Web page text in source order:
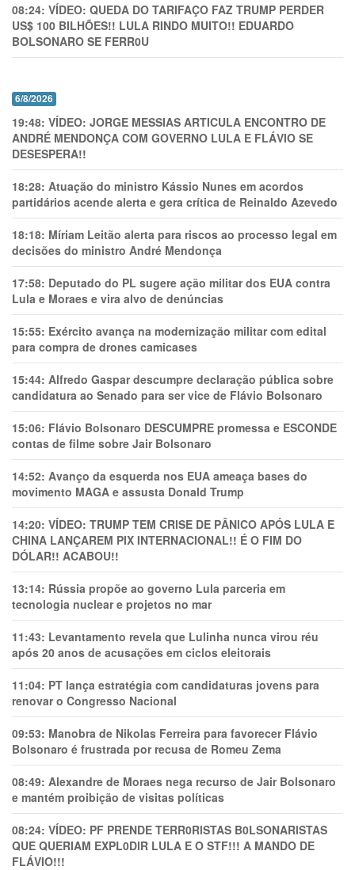
08:24: VÍDEO: QUEDA DO TARIFAÇO FAZ TRUMP PERDER
US$ 100 BILHÕES!! LULA RINDO MUITO!! EDUARDO
BOLSONARO SE FERR0U
6/8/2026
19:48: VÍDEO: JORGE MESSIAS ARTICULA ENCONTRO DE
ANDRÉ MENDONÇA COM GOVERNO LULA E FLÁVIO SE
DESESPERA!!
18:28: Atuação do ministro Kássio Nunes em acordos
partidários acende alerta e gera crítica de Reinaldo Azevedo
18:18: Míriam Leitão alerta para riscos ao processo legal em
decisões do ministro André Mendonça
17:58: Deputado do PL sugere ação militar dos EUA contra
Lula e Moraes e vira alvo de denúncias
15:55: Exército avança na modernização militar com edital
para compra de drones camicases
15:44: Alfredo Gaspar descumpre declaração pública sobre
candidatura ao Senado para ser vice de Flávio Bolsonaro
15:06: Flávio Bolsonaro DESCUMPRE promessa e ESCONDE
contas de filme sobre Jair Bolsonaro
14:52: Avanço da esquerda nos EUA ameaça bases do
movimento MAGA e assusta Donald Trump
14:20: VÍDEO: TRUMP TEM CRlSE DE PÂNlCO APÓS LULA E
CHINA LANÇAREM PIX INTERNACIONAL!! É O FIM DO
DÓLAR!! ACABOU!!
13:14: Rússia propõe ao governo Lula parceria em
tecnologia nuclear e projetos no mar
11:43: Levantamento revela que Lulinha nunca virou réu
após 20 anos de acusações em ciclos eleitorais
11:04: PT lança estratégia com candidaturas jovens para
renovar o Congresso Nacional
09:53: Manobra de Nikolas Ferreira para favorecer Flávio
Bolsonaro é frustrada por recusa de Romeu Zema
08:49: Alexandre de Moraes nega recurso de Jair Bolsonaro
e mantém proibição de visitas políticas
08:24: VÍDEO: PF PRENDE TERR0RlSTAS B0LSONARlSTAS
QUE QUERIAM EXPL0DlR LULA E O STF!!! A MANDO DE
FLÁVIO!!!